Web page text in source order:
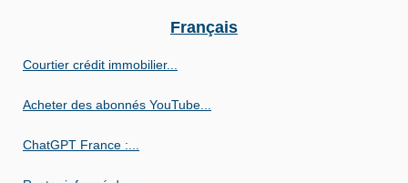
Français
Courtier crédit immobilier...
Acheter des abonnés YouTube...
ChatGPT France :...